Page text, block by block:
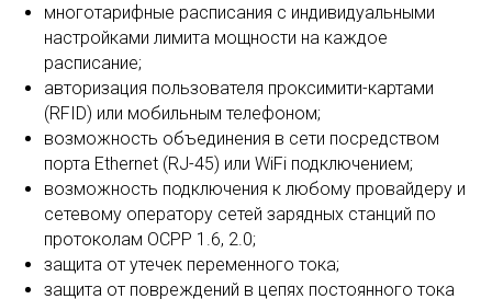
многотарифные расписания с индивидуальными
настройками лимита мощности на каждое
расписание;
авторизация пользователя проксимити-картами
(RFID) или мобильным телефоном;
возможность объединения в сети посредством
порта Ethernet (RJ-45) или WiFi подключением;
возможность подключения к любому провайдеру и
сетевому оператору сетей зарядных станций по
протоколам OCPP 1.6, 2.0;
защита от утечек переменного тока;
защита от повреждений в цепях постоянного тока